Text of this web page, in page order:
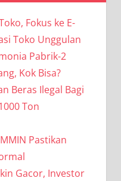
Fokus ke E-
Toko Unggulan
Pabrik-2
Kok Bisa?
Beras Ilegal Bagi
Ton
Pastikan
Gacor, Investor